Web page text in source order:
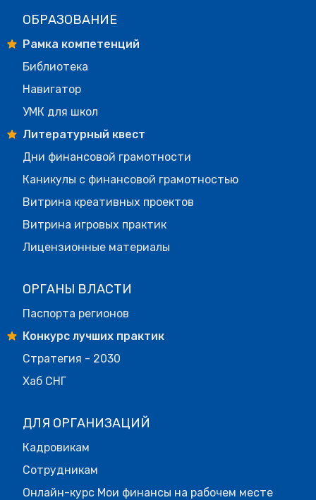
ОБРАЗОВАНИЕ
Рамка компетенций
Библиотека
Навигатор
УМК для школ
Литературный квест
Дни финансовой грамотности
Каникулы с финансовой грамотностью
Витрина креативных проектов
Витрина игровых практик
Лицензионные материалы
ОРГАНЫ ВЛАСТИ
Паспорта регионов
Конкурс лучших практик
Стратегия - 2030
Хаб СНГ
ДЛЯ ОРГАНИЗАЦИЙ
Кадровикам
Сотрудникам
Онлайн-курс Мои финансы на рабочем месте